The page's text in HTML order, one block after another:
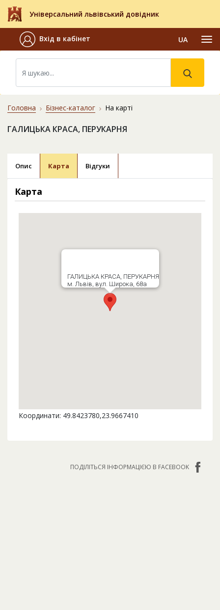
Універсальний львівський довідник
Вхід в кабінет UA
Головна Бізнес-каталог На карті
ГАЛИЦЬКА КРАСА, ПЕРУКАРНЯ
Опис Карта Відгуки
Карта
ГАЛИЦЬКА КРАСА, ПЕРУКАРНЯ
м. Львів, вул. Широка, 68а
Координати: 49.8423780,23.9667410
ПОДІЛІТЬСЯ ІНФОРМАЦІЄЮ В FACEBOOK